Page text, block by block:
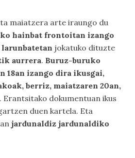
maiatzera arte iraungo du
hainbat frontoitan izango
larunbatetan jokatuko dituzte
aurrera. Buruz-buruko
18an izango dira ikusgai,
berriz, maiatzaren 20an,
. Erantsitako dokumentuan ikus
duen kartela. Eta
jardunaldiz jardunaldiko